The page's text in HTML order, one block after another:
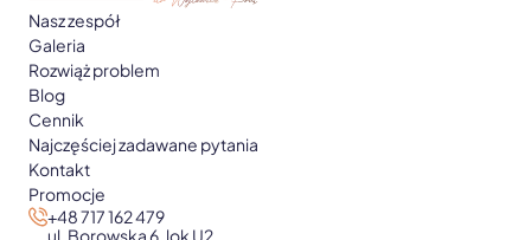
Nasz zespół
Galeria
Rozwiąż problem
Blog
Cennik
Najczęściej zadawane pytania
Kontakt
Promocje
+48 717 162 479
ul. Borowska 6, lok U2